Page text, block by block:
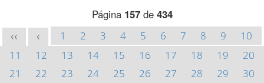
Página 157de 434
<< < 1 2 3 4 5 6 7 8 9
10
11
12 13 14 15 16 17 18 19
20
21
22 23 24 25 26 27 28 29
30